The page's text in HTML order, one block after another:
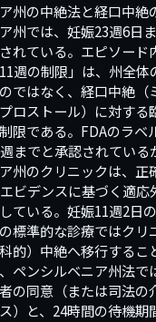
州の中絶法と経口中絶
州では、妊娠23週6日
れている。エピソード
週の制限」は、州全体
ではなく、経口中絶（
ロストール）に対する
限である。FDAのラベ
までと承認されている
州のクリニックは、正
エビデンスに基づく適
ている。妊娠11週2日
標準的な診療ではクリ
的）中絶へ移行するこ
ペンシルベニア州法で
の同意（または司法の
）と、24時間の待機期